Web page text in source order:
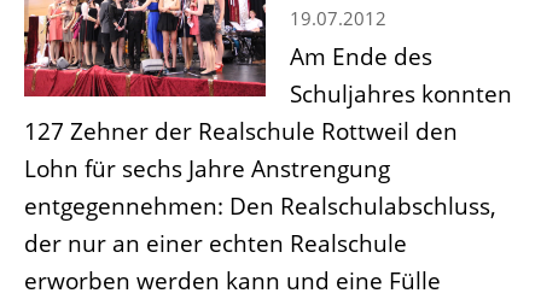
19.07.2012
Am Ende des
Schuljahres konnten
127 Zehner der Realschule Rottweil den
Lohn für sechs Jahre Anstrengung
entgegennehmen: Den Realschulabschluss,
der nur an einer echten Realschule
erworben werden kann und eine Fülle